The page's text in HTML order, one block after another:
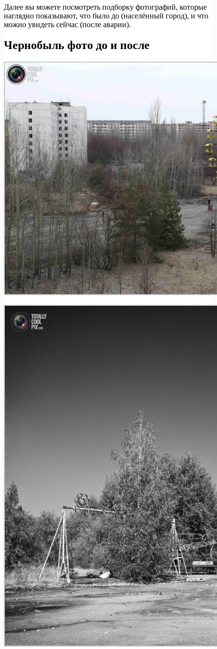
Далее вы можете посмотреть подборку фотографий, которые
наглядно показывают, что было до (населённый город), и что
можно увидеть сейчас (после аварии).
Чернобыль фото до и после